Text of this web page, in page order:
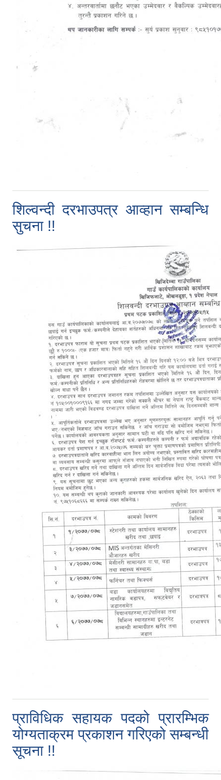
शिल्वन्दी दरभाउपत्र आव्हान सम्बन्धि
सुचना !!
प्राविधिक सहायक पदको प्रारम्भिक
योग्यताक्रम प्रकाशन गरिएको सम्बन्धी
सूचना !!